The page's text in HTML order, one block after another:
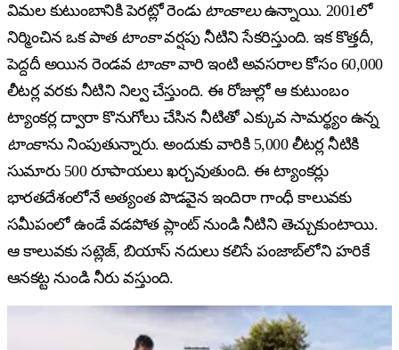
విమల కుటుంబానికి పెరట్లో రెండు టాంకాలుఉన్నాయి. 2001లో
నిర్మించిన ఒక పాత టాంకావర్షపు నీటిని సేకరిస్తుంది. ఇక కొత్తదీ,
పెద్దదీ అయిన రెండవ టాంకావారి ఇంటి అవసరాల కోసం 60,000
లీటర్ల వరకు నీటిని నిల్వ చేస్తుంది. ఈ రోజుల్లో ఆ కుటుంబం
ట్యాంకర్ల ద్వారా కొనుగోలు చేసిన నీటితో ఎక్కువ సామర్థ్యం ఉన్న
టాంకాను నింపుతున్నారు. అందుకు వారికి 5,000 లీటర్ల నీటికి
సుమారు 500 రూపాయలు ఖర్చవుతుంది. ఈ ట్యాంకర్లు
భారతదేశంలోనే అత్యంత పొడవైన ఇందిరా గాంధీ కాలువకు
సమీపంలో ఉండే వడపోత ప్లాంట్ నుండి నీటిని తెచ్చుకుంటాయి.
ఆ కాలువకు సట్లెజ్, బియాస్ నదులు కలిసే పంజాబ్‌లోని హరికే
ఆనకట్ట నుండి నీరు వస్తుంది.